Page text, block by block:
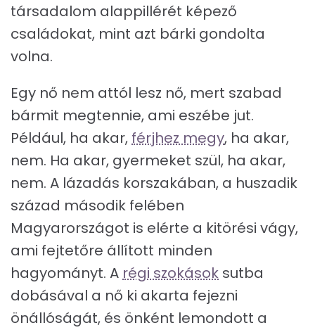
társadalom alappillérét képező
családokat, mint azt bárki gondolta
volna.
Egy nő nem attól lesz nő, mert szabad
bármit megtennie, ami eszébe jut.
Például, ha akar, férjhez megy, ha akar,
nem. Ha akar, gyermeket szül, ha akar,
nem. A lázadás korszakában, a huszadik
század második felében
Magyarországot is elérte a kitörési vágy,
ami fejtetőre állított minden
hagyományt. A régi szokások sutba
dobásával a nő ki akarta fejezni
önállóságát, és önként lemondott a